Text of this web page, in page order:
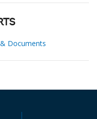
Documents